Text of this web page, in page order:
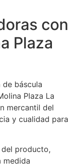
con
Plaza
de báscula
Plaza La
mercantil del
y cualidad para
producto,
medida